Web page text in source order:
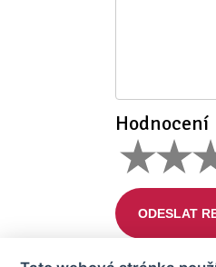
Hodnocení
ODESLAT